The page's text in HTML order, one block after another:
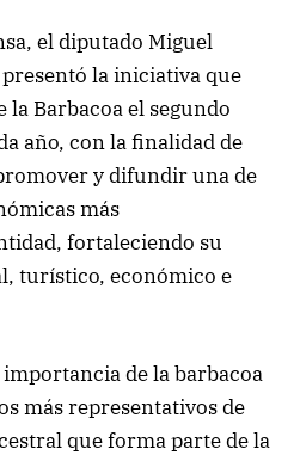
el diputado Miguel
la iniciativa que
la Barbacoa el segundo
año, con la finalidad de
y difundir una de
más
fortaleciendo su
turístico, económico e
de la barbacoa
más representativos de
que forma parte de la